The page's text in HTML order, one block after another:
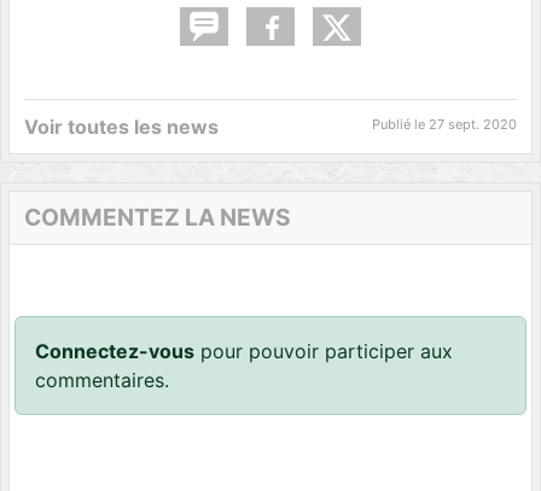
Voir toutes les news Publié le 27 sept. 2020
COMMENTEZ LA NEWS
Connectez-vous pour pouvoir participer aux
commentaires.